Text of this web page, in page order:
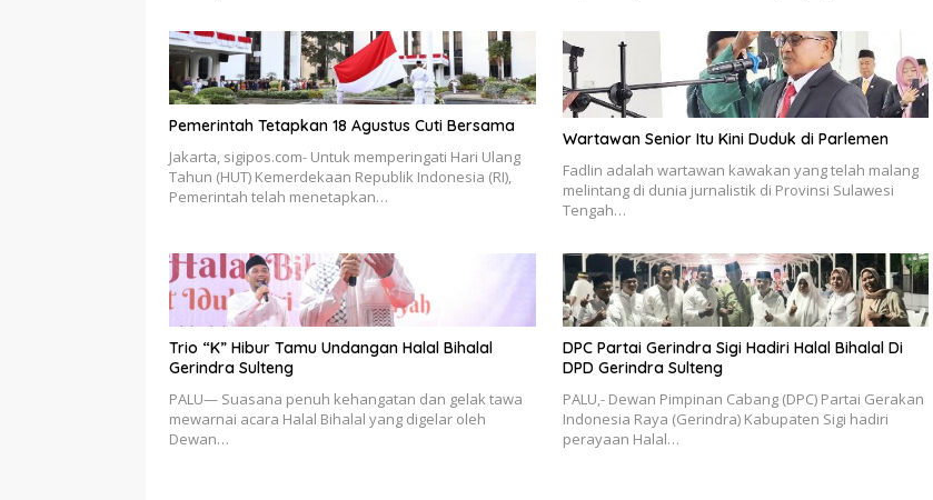
Pemerintah Tetapkan 18 Agustus Cuti Bersama
Jakarta, sigipos.com- Untuk memperingati Hari Ulang
Tahun (HUT) Kemerdekaan Republik Indonesia (RI),
Pemerintah telah menetapkan…
Wartawan Senior Itu Kini Duduk di Parlemen
Fadlin adalah wartawan kawakan yang telah malang
melintang di dunia jurnalistik di Provinsi Sulawesi
Tengah…
Trio “K” Hibur Tamu Undangan Halal Bihalal
Gerindra Sulteng
PALU— Suasana penuh kehangatan dan gelak tawa
mewarnai acara Halal Bihalal yang digelar oleh
Dewan…
DPC Partai Gerindra Sigi Hadiri Halal Bihalal Di
DPD Gerindra Sulteng
PALU,- Dewan Pimpinan Cabang (DPC) Partai Gerakan
Indonesia Raya (Gerindra) Kabupaten Sigi hadiri
perayaan Halal…